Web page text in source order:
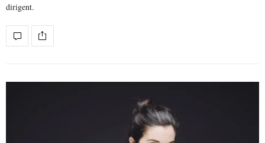
dirigent.